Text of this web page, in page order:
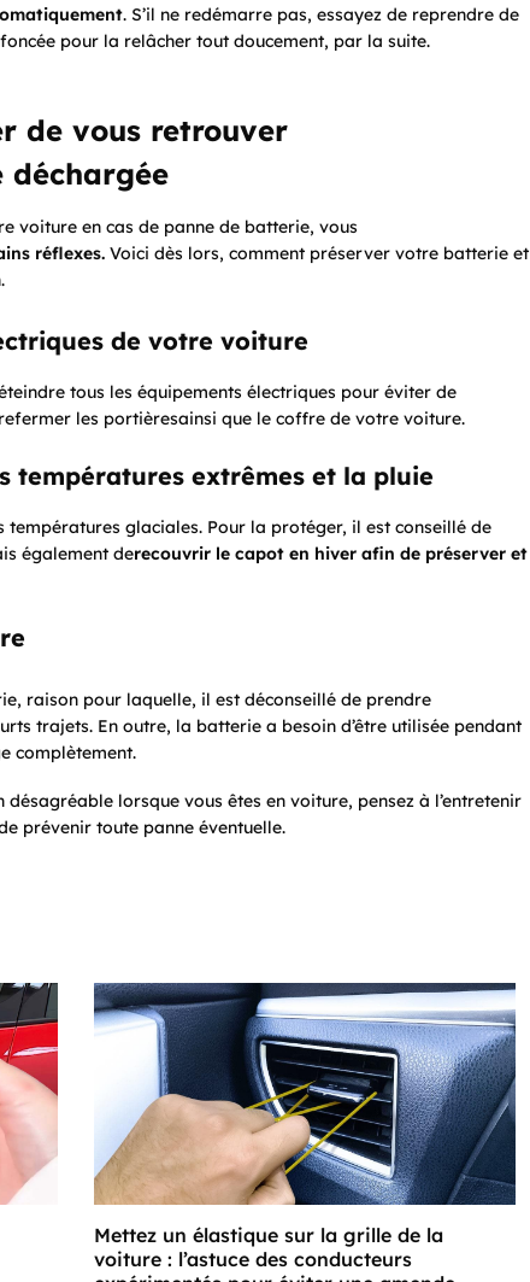
. S’il ne redémarre pas, essayez de reprendre de
pour la relâcher tout doucement, par la suite.
de vous retrouver
voiture en cas de panne de batterie, vous
réflexes. Voici dès lors, comment préserver votre batterie et
de votre voiture
tous les équipements électriques pour éviter de
les portièresainsi que le coffre de votre voiture.
températures extrêmes et la pluie
glaciales. Pour la protéger, il est conseillé de
également derecouvrir le capot en hiver afin de préserver et
raison pour laquelle, il est déconseillé de prendre
trajets. En outre, la batterie a besoin d’être utilisée pendant
complètement.
lorsque vous êtes en voiture, pensez à l’entretenir
prévenir toute panne éventuelle.
Mettez un élastique sur la grille de la
voiture : l’astuce des conducteurs